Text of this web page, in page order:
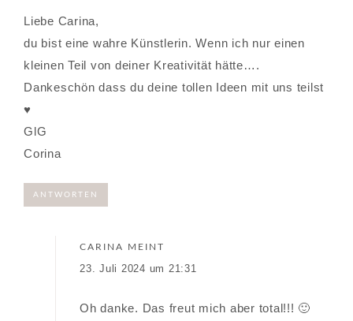
Liebe Carina,
du bist eine wahre Künstlerin. Wenn ich nur einen
kleinen Teil von deiner Kreativität hätte….
Dankeschön dass du deine tollen Ideen mit uns teilst
♥️
GlG
Corina
ANTWORTEN
CARINA MEINT
23. Juli 2024 um 21:31
Oh danke. Das freut mich aber total!!! 🙂